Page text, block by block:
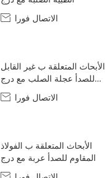
 الاتصال فورا
الأبحاث المتعلقة ب غير القابل
للصدأ عجلة الصلب مع درج
مزدوج
 الاتصال فورا
الأبحاث المتعلقة ب الفولاذ
المقاوم للصدأ عربة مع درج